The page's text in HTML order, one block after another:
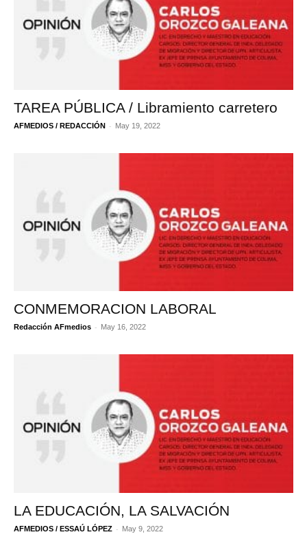
TAREA PÚBLICA / Libramiento carretero
AFMEDIOS / REDACCIÓN - May 19, 2022
CONMEMORACION LABORAL
Redacción AFmedios - May 16, 2022
LA EDUCACIÓN, LA SALVACIÓN
AFMEDIOS / ESSAÚ LÓPEZ - May 9, 2022